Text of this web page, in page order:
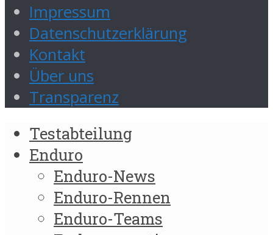
Impressum
Datenschutzerklärung
Kontakt
Über uns
Transparenz
Testabteilung
Enduro
Enduro-News
Enduro-Rennen
Enduro-Teams